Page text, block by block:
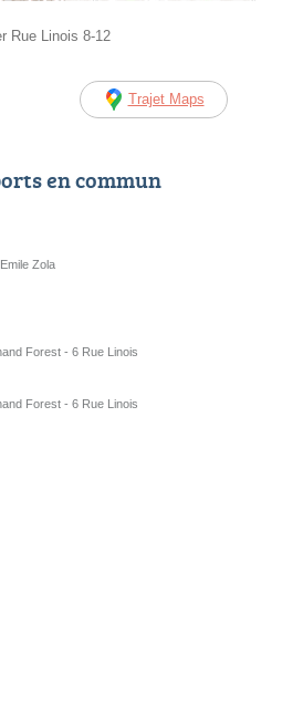
Rue Linois 8-12
Trajet Maps
en commun
Zola
Forest - 6 Rue Linois
Forest - 6 Rue Linois